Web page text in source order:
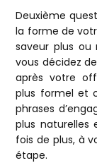
Deuxième
la forme de
saveur plus ou
vous décidez
après votre
plus formel et
phrases
plus naturelles
fois de plus, à
étape.